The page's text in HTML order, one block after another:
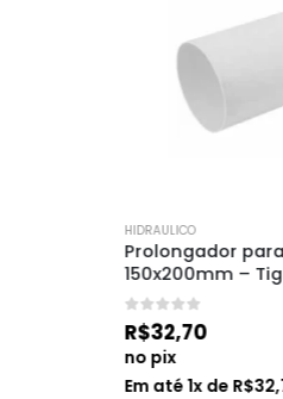
HIDRAULICO
Prolongador para
150x200mm – Tigre
de 5
32,70
no pix
Em até1x deR$32,70